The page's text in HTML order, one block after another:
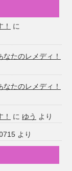
に
たのレメディ！
たのレメディ！
に ゆう より
より